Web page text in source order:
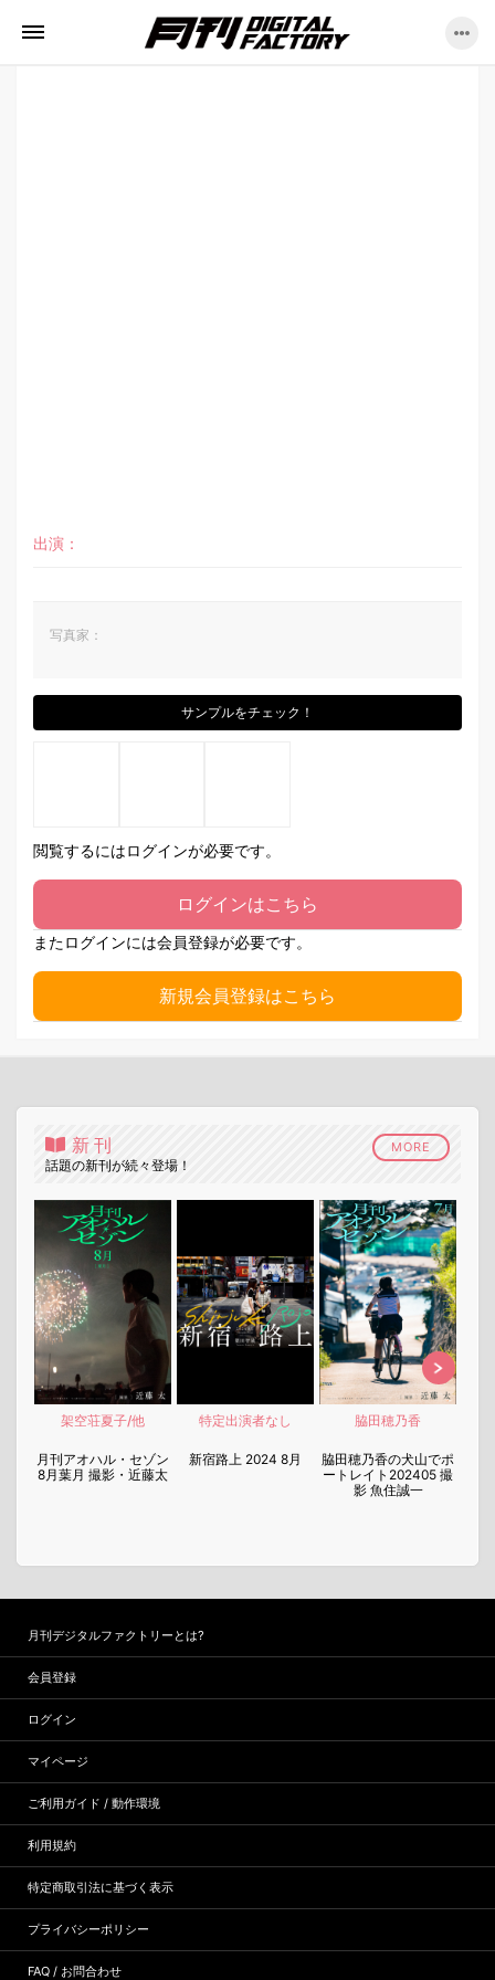
出演：
写真家：
サンプルをチェック！
閲覧するにはログインが必要です。
ログインはこちら
またログインには会員登録が必要です。
新規会員登録はこちら
新刊
話題の新刊が続々登場！
MORE
架空荘夏子/他
月刊アオハル・セゾン
8月葉月 撮影・近藤太
特定出演者なし
新宿路上 2024 8月
脇田穂乃香
脇田穂乃香の犬山でポ
ートレイト202405 撮
影 魚住誠一
月刊デジタルファクトリーとは?
会員登録
ログイン
マイページ
ご利用ガイド / 動作環境
利用規約
特定商取引法に基づく表示
プライバシーポリシー
FAQ / お問合わせ